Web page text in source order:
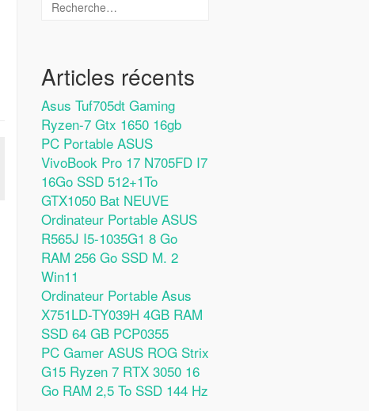
Articles récents
Asus Tuf705dt Gaming
Ryzen-7 Gtx 1650 16gb
PC Portable ASUS
VivoBook Pro 17 N705FD I7
16Go SSD 512+1To
GTX1050 Bat NEUVE
Ordinateur Portable ASUS
R565J I5-1035G1 8 Go
RAM 256 Go SSD M. 2
Win11
Ordinateur Portable Asus
X751LD-TY039H 4GB RAM
SSD 64 GB PCP0355
PC Gamer ASUS ROG Strix
G15 Ryzen 7 RTX 3050 16
Go RAM 2,5 To SSD 144 Hz